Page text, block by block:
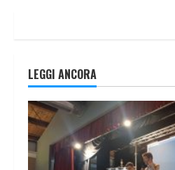
LEGGI ANCORA